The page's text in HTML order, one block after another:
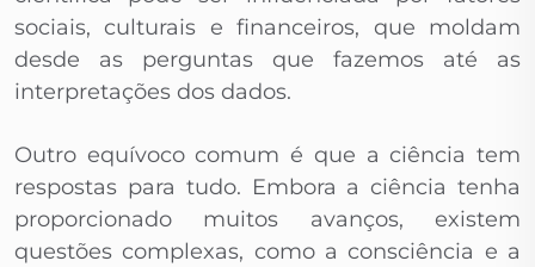
sociais, culturais e financeiros, que moldam
desde as perguntas que fazemos até as
interpretações dos dados.
Outro equívoco comum é que a ciência tem
respostas para tudo. Embora a ciência tenha
proporcionado muitos avanços, existem
questões complexas, como a consciência e a